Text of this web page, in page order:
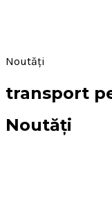
Noutăți
transport
Noutăți